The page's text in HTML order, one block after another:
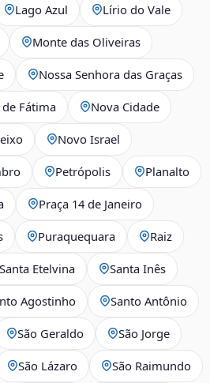
Lago Azul Lírio do Vale
Monte das Oliveiras
Nossa Senhora das Graças
Fátima Nova Cidade
Novo Israel
Petrópolis Planalto
Praça 14 de Janeiro
Puraquequara Raiz
Santa Etelvina Santa Inês
Agostinho Santo Antônio
São Geraldo São Jorge
São Lázaro São Raimundo